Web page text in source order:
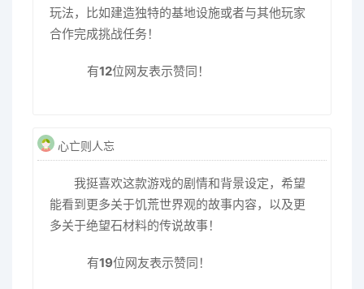
玩法，比如建造独特的基地设施或者与其他玩家
合作完成挑战任务！
有12位网友表示赞同！
心亡则人忘
我挺喜欢这款游戏的剧情和背景设定，希望
能看到更多关于饥荒世界观的故事内容，以及更
多关于绝望石材料的传说故事！
有19位网友表示赞同！